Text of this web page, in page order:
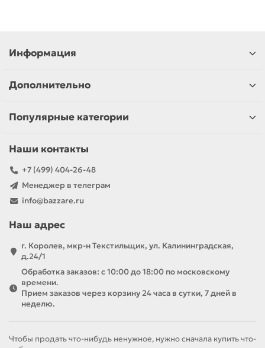
Информация
Дополнительно
Популярные категории
Наши контакты
+7 (499) 404-26-48
Менеджер в телеграм
info@bazzare.ru
Наш адрес
г. Королев, мкр-н Текстильщик, ул. Калининградская,
д.24/1
Обработка заказов: с 10:00 до 18:00 по московскому
времени.
Прием заказов через корзину 24 часа в сутки, 7 дней в
неделю.
Чтобы продать что-нибудь ненужное, нужно сначала купить что-